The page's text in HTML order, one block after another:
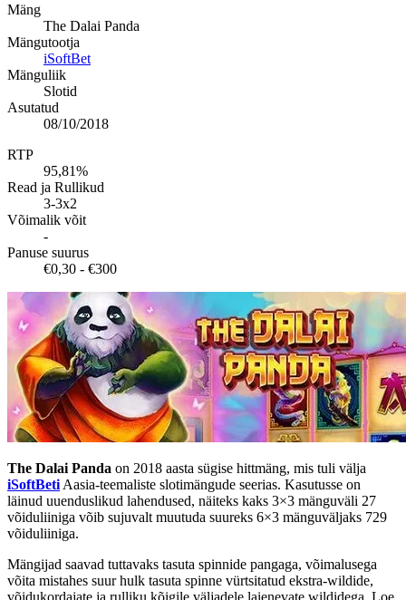
Mäng
The Dalai Panda
Mängutootja
iSoftBet
Mänguliik
Slotid
Asutatud
08/10/2018
RTP
95,81%
Read ja Rullikud
3-3x2
Võimalik võit
-
Panuse suurus
€0,30 - €300
The Dalai Panda on 2018 aasta sügise hittmäng, mis tuli välja
iSoftBeti Aasia-teemaliste slotimängude seerias. Kasutusse on
läinud uuenduslikud lahendused, näiteks kaks 3×3 mänguväli 27
võiduliiniga võib sujuvalt muutuda suureks 6×3 mänguväljaks 729
võiduliiniga.
Mängijad saavad tuttavaks tasuta spinnide pangaga, võimalusega
võita mistahes suur hulk tasuta spinne vürtsitatud ekstra-wildide,
võidukordajate ja rulliku kõigile väljadele laienevate wildidega. Loe